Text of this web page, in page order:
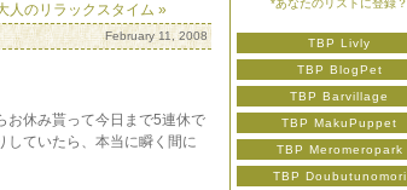
人のリラックスタイム »
February 11, 2008
お休み貰って今日まで5連休で
していたら、本当に瞬く間に
*あなたのリストに登録？
TBP Livly
TBP BlogPet
TBP Barvillage
TBP MakuPuppet
TBP Meromeropark
TBP Doubutunomori